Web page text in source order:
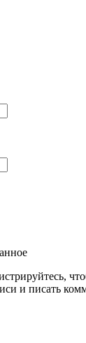
и писать